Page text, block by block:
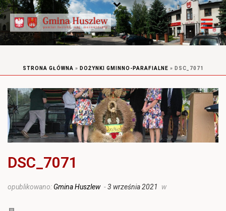
STRONA GŁÓWNA » DOŻYNKI GMINNO-PARAFIALNE » DSC_7071
DSC_7071
opublikowano: Gmina Huszlew -3 września 2021 w